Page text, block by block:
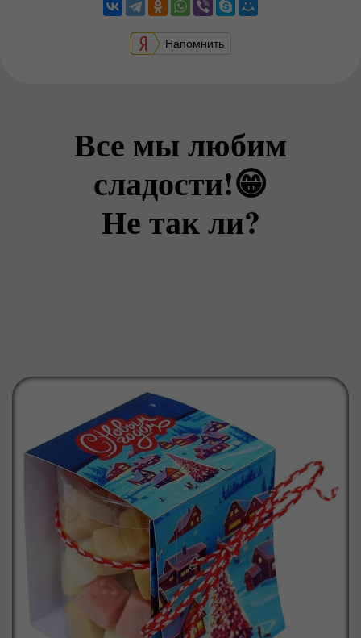
Напомнить
Все мы любим
сладости!😁
Не так ли?